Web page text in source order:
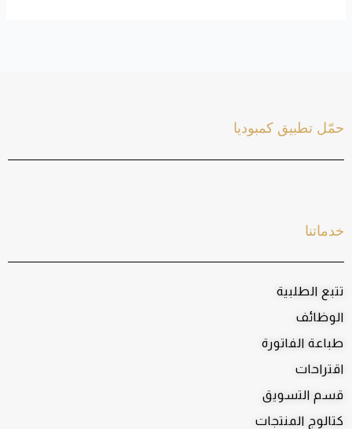
خدماتنا
تتبع الطلبية
الوظائف
طباعة الفاتورة
اقتراحات
قسم التسويق
كتالوج المنتجات
حمّل تطبيق كمبوديا